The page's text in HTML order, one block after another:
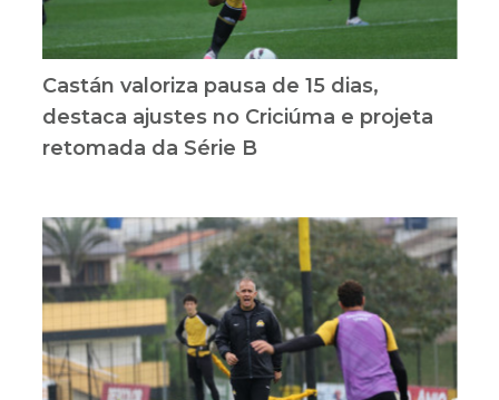
Castán valoriza pausa de 15 dias,
destaca ajustes no Criciúma e projeta
retomada da Série B